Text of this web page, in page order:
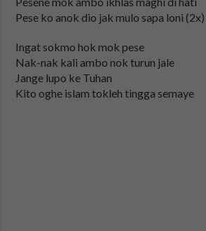
Pese ko anok dio jak mulo sapa loni (2x)
Ingat sokmo hok mok pese
Nak-nak kali ambo nok turun jale
Jange lupo ke Tuhan
Kito oghe islam tokleh tingga semaye